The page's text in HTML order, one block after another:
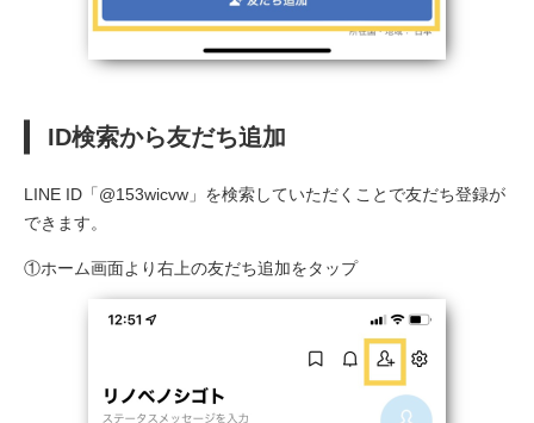
ID検索から友だち追加
LINE ID「@153wicvw」を検索していただくことで友だち登録が
できます。
①ホーム画面より右上の友だち追加をタップ